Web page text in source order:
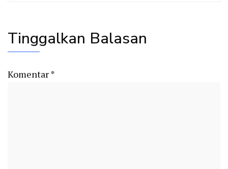
Tinggalkan Balasan
Komentar*